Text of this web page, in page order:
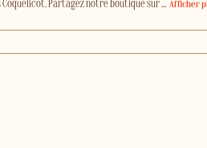
Partagez notre boutique sur… Afficher